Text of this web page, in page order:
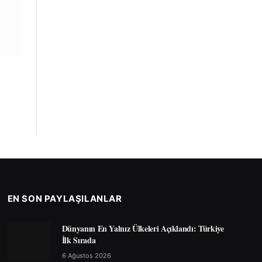
EN SON PAYLAŞILANLAR
Dünyanın En Yalnız Ülkeleri Açıklandı: Türkiye
İlk Sırada
6 Ağustos 2026